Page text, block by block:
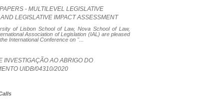
- MULTILEVEL LEGISLATIVE
LEGISLATIVE IMPACT ASSESSMENT
of Lisbon School of Law, Nova School of Law,
Association of Legislation (IAL) are pleased
International Conference on "...
INVESTIGAÇÃO AO ABRIGO DO
UIDB/04310/2020